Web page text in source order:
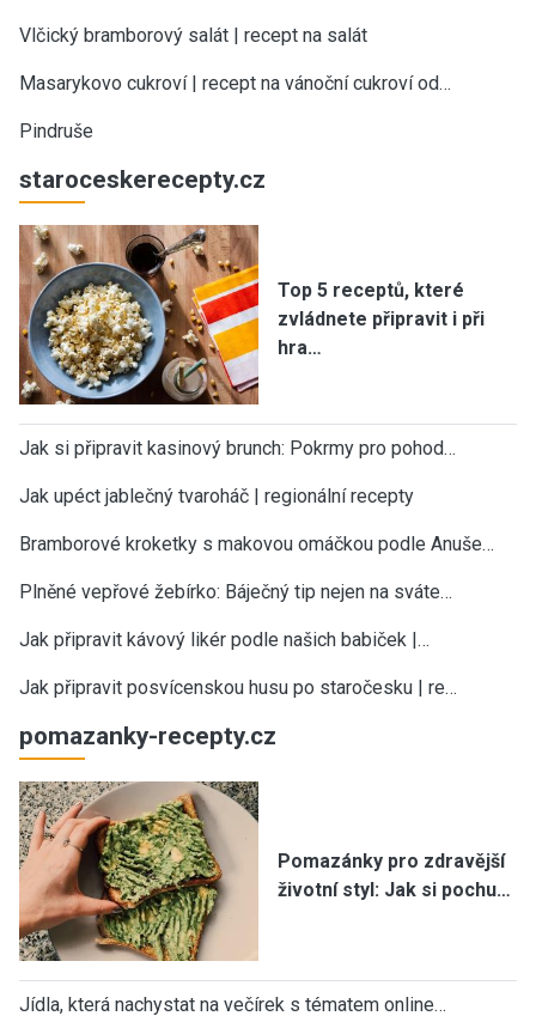
Vlčický bramborový salát | recept na salát
Masarykovo cukroví | recept na vánoční cukroví od…
Pindruše
staroceskerecepty.cz
Top 5 receptů, které
zvládnete připravit i při
hra…
Jak si připravit kasinový brunch: Pokrmy pro pohod…
Jak upéct jablečný tvaroháč | regionální recepty
Bramborové kroketky s makovou omáčkou podle Anuše…
Plněné vepřové žebírko: Báječný tip nejen na sváte…
Jak připravit kávový likér podle našich babiček |…
Jak připravit posvícenskou husu po staročesku | re…
pomazanky-recepty.cz
Pomazánky pro zdravější
životní styl: Jak si pochu…
Jídla, která nachystat na večírek s tématem online…